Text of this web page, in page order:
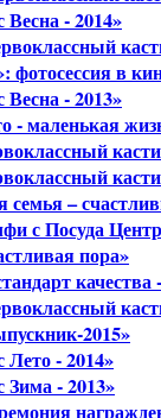
- 2014»
фотосессия в
- 2013»
- маленькая
–
с Посуда
пора»
качества
2015»
- 2014»
- 2013»